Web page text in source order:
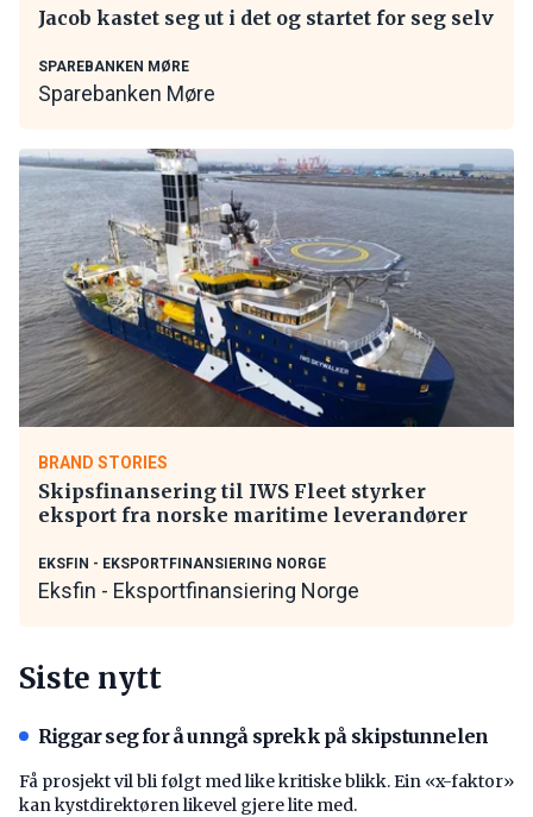
Jacob kastet seg ut i det og startet for seg selv
SPAREBANKEN MØRE
Sparebanken Møre
BRAND STORIES
Skipsfinansering til IWS Fleet styrker
eksport fra norske maritime leverandører
EKSFIN - EKSPORTFINANSIERING NORGE
Eksfin - Eksportfinansiering Norge
Siste nytt
Riggar seg for å unngå sprekk på skipstunnelen
Få prosjekt vil bli følgt med like kritiske blikk. Ein «x-faktor»
kan kystdirektøren likevel gjere lite med.